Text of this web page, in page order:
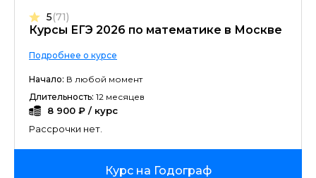
Курсы ЕГЭ 2026 по математике в Москве
5(71)
Подробнее о курсе
Начало: В любой момент
Длительность: 12 месяцев
8 900 ₽ / курс
Рассрочки нет.
Курс на Годограф